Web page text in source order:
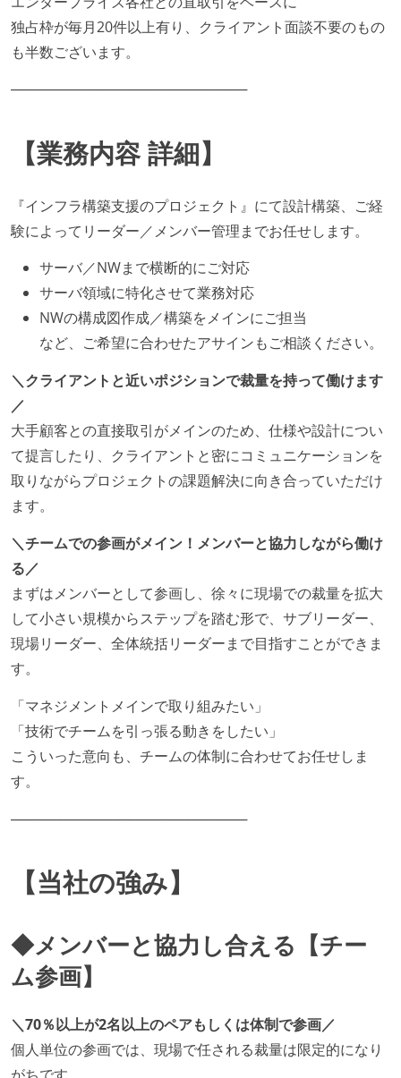
独占枠が毎月20件以上有り、クライアント面談不要のもの
も半数ございます。
────────────────────────
【業務内容 詳細】
『インフラ構築支援のプロジェクト』にて設計構築、ご経
験によってリーダー／メンバー管理までお任せします。
サーバ／NWまで横断的にご対応
サーバ領域に特化させて業務対応
NWの構成図作成／構築をメインにご担当
など、ご希望に合わせたアサインもご相談ください。
＼クライアントと近いポジションで裁量を持って働けます
／
大手顧客との直接取引がメインのため、仕様や設計につい
て提言したり、クライアントと密にコミュニケーションを
取りながらプロジェクトの課題解決に向き合っていただけ
ます。
＼チームでの参画がメイン！メンバーと協力しながら働け
る／
まずはメンバーとして参画し、徐々に現場での裁量を拡大
して小さい規模からステップを踏む形で、サブリーダー、
現場リーダー、全体統括リーダーまで目指すことができま
す。
「マネジメントメインで取り組みたい」
「技術でチームを引っ張る動きをしたい」
こういった意向も、チームの体制に合わせてお任せしま
す。
────────────────────────
【当社の強み】
◆メンバーと協力し合える【チー
ム参画】
＼70％以上が2名以上のペアもしくは体制で参画／
個人単位の参画では、現場で任される裁量は限定的になり